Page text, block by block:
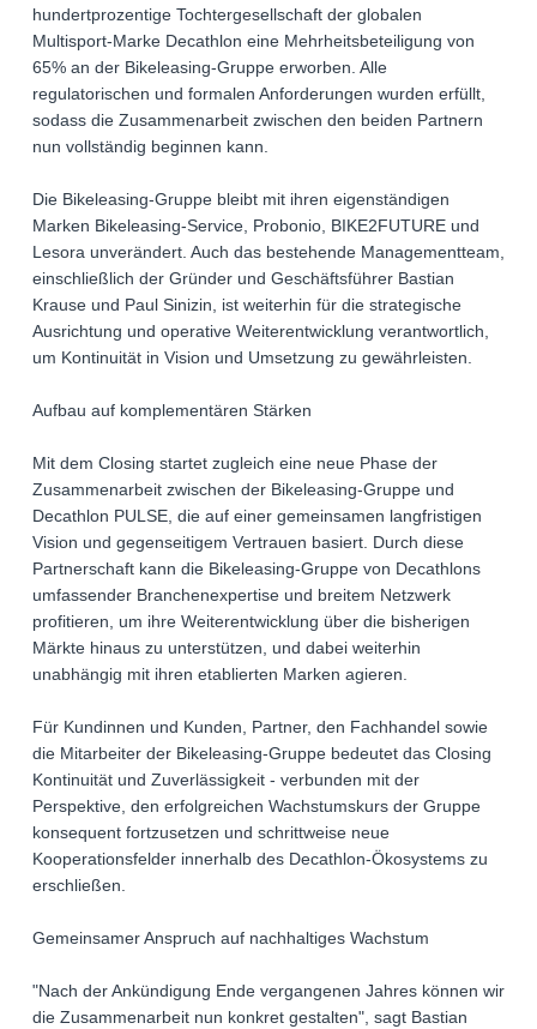
hundertprozentige Tochtergesellschaft der globalen
Multisport-Marke Decathlon eine Mehrheitsbeteiligung von
65% an der Bikeleasing-Gruppe erworben. Alle
regulatorischen und formalen Anforderungen wurden erfüllt,
sodass die Zusammenarbeit zwischen den beiden Partnern
nun vollständig beginnen kann.
Die Bikeleasing-Gruppe bleibt mit ihren eigenständigen
Marken Bikeleasing-Service, Probonio, BIKE2FUTURE und
Lesora unverändert. Auch das bestehende Managementteam,
einschließlich der Gründer und Geschäftsführer Bastian
Krause und Paul Sinizin, ist weiterhin für die strategische
Ausrichtung und operative Weiterentwicklung verantwortlich,
um Kontinuität in Vision und Umsetzung zu gewährleisten.
Aufbau auf komplementären Stärken
Mit dem Closing startet zugleich eine neue Phase der
Zusammenarbeit zwischen der Bikeleasing-Gruppe und
Decathlon PULSE, die auf einer gemeinsamen langfristigen
Vision und gegenseitigem Vertrauen basiert. Durch diese
Partnerschaft kann die Bikeleasing-Gruppe von Decathlons
umfassender Branchenexpertise und breitem Netzwerk
profitieren, um ihre Weiterentwicklung über die bisherigen
Märkte hinaus zu unterstützen, und dabei weiterhin
unabhängig mit ihren etablierten Marken agieren.
Für Kundinnen und Kunden, Partner, den Fachhandel sowie
die Mitarbeiter der Bikeleasing-Gruppe bedeutet das Closing
Kontinuität und Zuverlässigkeit - verbunden mit der
Perspektive, den erfolgreichen Wachstumskurs der Gruppe
konsequent fortzusetzen und schrittweise neue
Kooperationsfelder innerhalb des Decathlon-Ökosystems zu
erschließen.
Gemeinsamer Anspruch auf nachhaltiges Wachstum
"Nach der Ankündigung Ende vergangenen Jahres können wir
die Zusammenarbeit nun konkret gestalten", sagt Bastian